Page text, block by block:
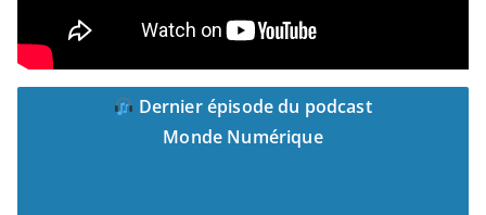
Dernier épisode du podcast
Monde Numérique